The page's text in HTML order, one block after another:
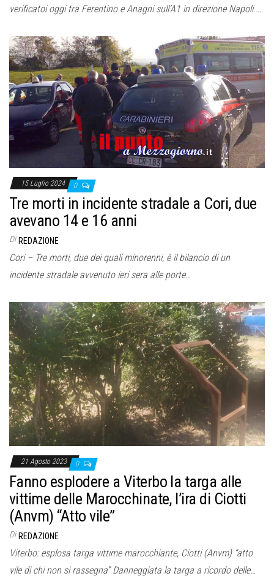
verificatoi oggi tra Ferentino e Anagni sull’A1 in direzione Napoli.…
15 Luglio 2024 0
Tre morti in incidente stradale a Cori, due
avevano 14 e 16 anni
Di REDAZIONE
Cori – Tre morti, due dei quali minorenni, è il bilancio di un
incidente stradale avvenuto ieri sera alle porte…
21 Agosto 2023 0
Fanno esplodere a Viterbo la targa alle
vittime delle Marocchinate, l’ira di Ciotti
(Anvm) “Atto vile”
Di REDAZIONE
Viterbo: esplosa targa vittime marocchiante, Ciotti (Anvm) “atto
vile di chi non si rassegna” Danneggiata la targa a ricordo delle…